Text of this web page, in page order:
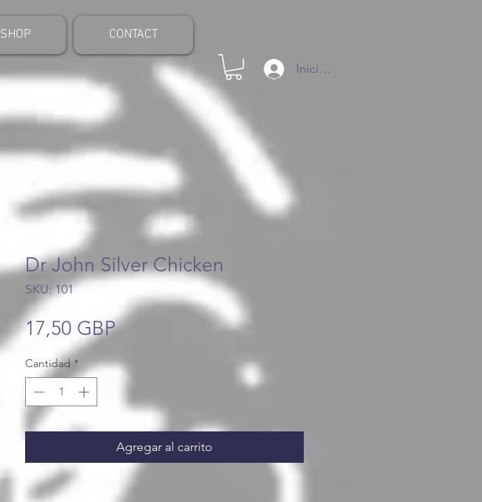
SHOP CONTACT
Iniciar sesión
Dr John Silver Chicken
SKU: 101
17,50 GBPPrecio
Cantidad *
Agregar al carrito